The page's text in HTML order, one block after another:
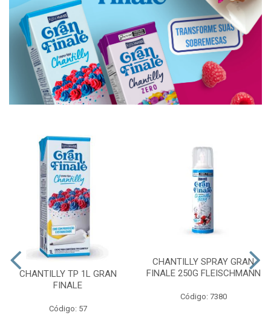
CHANTILLY TP 1L GRAN
FINALE
Código: 57
CHANTILLY SPRAY GRAN
FINALE 250G FLEISCHMANN
Código: 7380